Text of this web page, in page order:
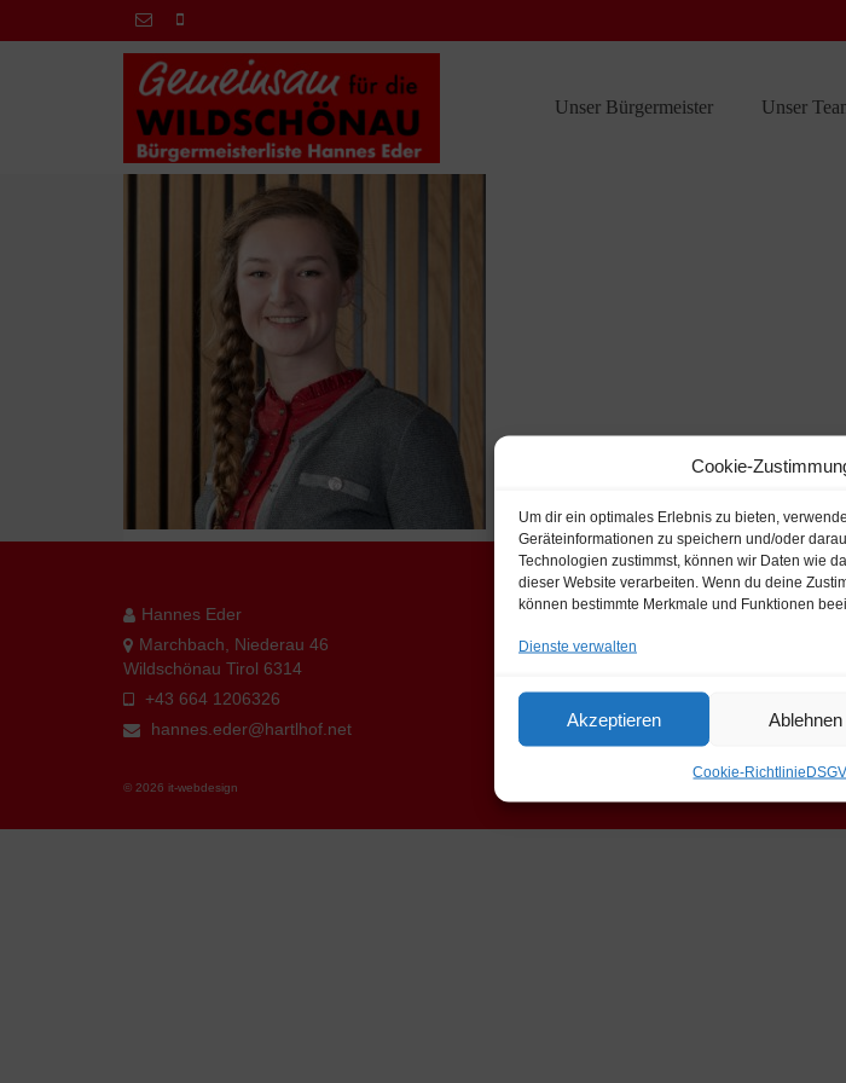
Cookie-
Um dir ein optimales Erlebnis zu bieten,
Geräteinformationen zu speichern und/oder
Technologien zustimmst, können wir Daten wie
dieser Website verarbeiten. Wenn du deine
können bestimmte Merkmale und Funktionen
Dienste verwalten
Akzeptieren Ablehnen
Cookie-Richtlinie
Unser Bürgermeister Unser
Hannes Eder
Marchbach, Niederau 46
Wildschönau Tirol 6314
+43 664 1206326
hannes.eder@hartlhof.net
© 2026 it-webdesign